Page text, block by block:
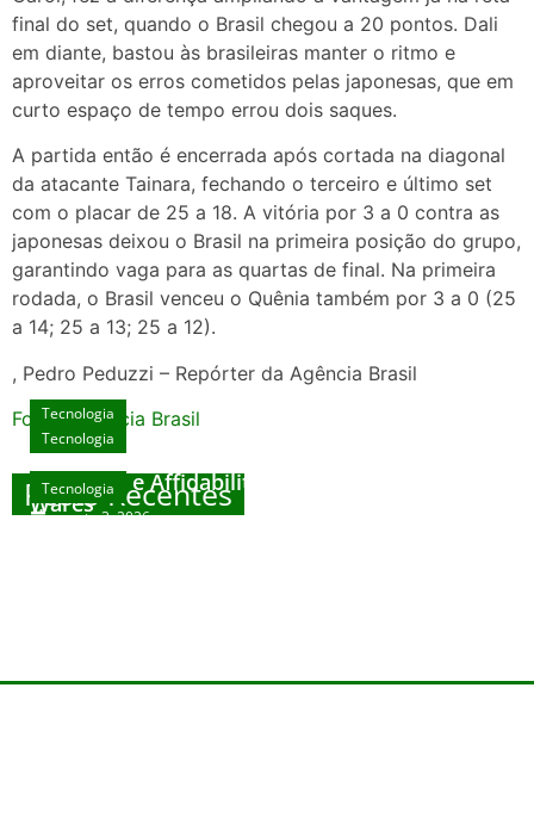
final do set, quando o Brasil chegou a 20 pontos. Dali
em diante, bastou às brasileiras manter o ritmo e
aproveitar os erros cometidos pelas japonesas, que em
curto espaço de tempo errou dois saques.
A partida então é encerrada após cortada na diagonal
da atacante Tainara, fechando o terceiro e último set
com o placar de 25 a 18. A vitória por 3 a 0 contra as
japonesas deixou o Brasil na primeira posição do grupo,
garantindo vaga para as quartas de final. Na primeira
rodada, o Brasil venceu o Quênia também por 3 a 0 (25
a 14; 25 a 13; 25 a 12).
, Pedro Peduzzi – Repórter da Agência Brasil
Fonte: Agencia Brasil
Posts Recentes
Tecnologia
Unlock Exclusive Rewards at The Big Dog
House
agosto 3, 2026
Tecnologia
Sicurezza e Affidabilità di Mr Nulls Wicked
Wares
Tecnologia
Tecnologia